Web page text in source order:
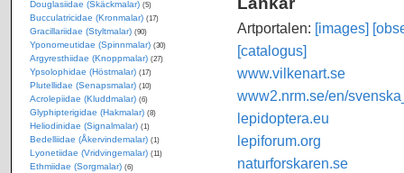
Artportalen: [images]
[catalogus]
www.vilkenart.se
www2.nrm.se/en/
lepidoptera.eu
lepiforum.org
naturforskaren.se
Douglasiidae (Skäckmalar) (5)
Bucculatricidae (Kronmalar) (17)
Gracillariidae (Styltmalar) (90)
Yponomeutidae (Spinnmalar) (30)
Argyresthiidae (Knoppmalar) (27)
Ypsolophidae (Höstmalar) (17)
Plutellidae (Senapsmalar) (10)
Acrolepiidae (Kluddmalar) (6)
Glyphipterigidae (Hakmalar) (8)
Heliodinidae (Signalmalar) (1)
Bedelliidae (Åkervindemalar) (1)
Lyonetiidae (Vridvingemalar) (11)
Ethmiidae (Sorgmalar) (6)